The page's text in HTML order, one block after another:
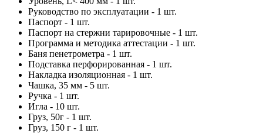
Руководство по эксплуатации - 1 шт.
Паспорт - 1 шт.
Паспорт на стержни тарировочные - 1 шт.
Программа и методика аттестации - 1 шт.
Баня пенетрометра - 1 шт.
Подставка перфорированная - 1 шт.
Накладка изоляционная - 1 шт.
Чашка, 35 мм - 5 шт.
Ручка - 1 шт.
Игла - 10 шт.
Груз, 50г - 1 шт.
Груз, 150 г - 1 шт.